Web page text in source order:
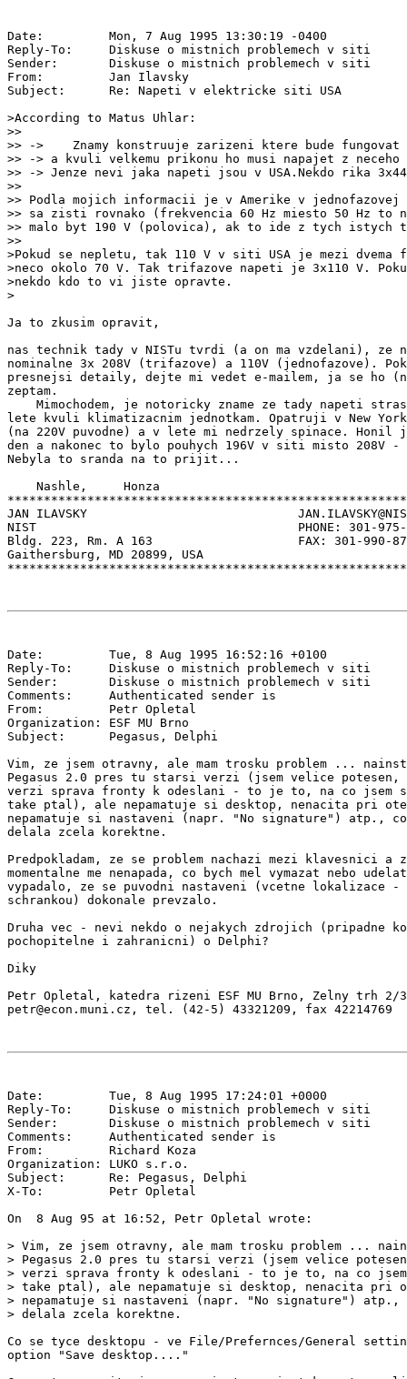
Date:         Mon, 7 Aug 1995 13:30:19 -0400
Reply-To:     Diskuse o mistnich problemech v siti
Sender:       Diskuse o mistnich problemech v siti
From:         Jan Ilavsky
Subject:      Re: Napeti v elektricke siti USA
>According to Matus Uhlar:
>>
>> ->    Znamy konstruuje zarizeni ktere bude fungovat
>> -> a kvuli velkemu prikonu ho musi napajet z neceho
>> -> Jenze nevi jaka napeti jsou v USA.Nekdo rika
>>
>> Podla mojich informacii je v Amerike v
>> sa zisti rovnako (frekvencia 60 Hz miesto 50 Hz to
>> malo byt 190 V (polovica), ak to ide z tych istych
>>
>Pokud se nepletu, tak 110 V v siti USA je mezi dvema
>neco okolo 70 V. Tak trifazove napeti je 3x110 V.
>nekdo kdo to vi jiste opravte.
>
Ja to zkusim opravit,
nas technik tady v NISTu tvrdi (a on ma vzdelani), ze
nominalne 3x 208V (trifazove) a 110V (jednofazove).
presnejsi detaily, dejte mi vedet e-mailem, ja se ho
zeptam.
Mimochodem, je notoricky zname ze tady napeti
lete kvuli klimatizacnim jednotkam. Opatruji v New
(na 220V puvodne) a v lete mi nedrzely spinace. Honil
den a nakonec to bylo pouhych 196V v siti misto 208V
Nebyla to sranda na to prijit...
    Nashle,     Honza
JAN ILAVSKY
NIST                                    PHONE: 301-975-
Bldg. 223, Rm. A 163                    FAX: 301-990-
Gaithersburg, MD 20899, USA
Date:         Tue, 8 Aug 1995 16:52:16 +0100
Reply-To:     Diskuse o mistnich problemech v siti
Sender:       Diskuse o mistnich problemech v siti
Comments:     Authenticated sender is
From:         Petr Opletal
Organization: ESF MU Brno
Subject:      Pegasus, Delphi
Vim, ze jsem otravny, ale mam trosku problem ...
Pegasus 2.0 pres tu starsi verzi (jsem velice
verzi sprava fronty k odeslani - to je to, na co jsem
take ptal), ale nepamatuje si desktop, nenacita pri
nepamatuje si nastaveni (napr. "No signature") atp.,
delala zcela korektne.
Predpokladam, ze se problem nachazi mezi klavesnici
momentalne me nenapada, co bych mel vymazat nebo
vypadalo, ze se puvodni nastaveni (vcetne lokalizace -
schrankou) dokonale prevzalo.
Druha vec - nevi nekdo o nejakych zdrojich (pripadne
pochopitelne i zahranicni) o Delphi?
Diky
Petr Opletal, katedra rizeni ESF MU Brno, Zelny trh 2/
Date:         Tue, 8 Aug 1995 17:24:01 +0000
Reply-To:     Diskuse o mistnich problemech v siti
Sender:       Diskuse o mistnich problemech v siti
Comments:     Authenticated sender is
From:         Richard Koza
Organization: LUKO s.r.o.
Subject:      Re: Pegasus, Delphi
X-To:         Petr Opletal
On  8 Aug 95 at 16:52, Petr Opletal wrote:
> Vim, ze jsem otravny, ale mam trosku problem ...
> Pegasus 2.0 pres tu starsi verzi (jsem velice
> verzi sprava fronty k odeslani - to je to, na co jsem
> take ptal), ale nepamatuje si desktop, nenacita pri
> nepamatuje si nastaveni (napr. "No signature") atp.,
> delala zcela korektne.
Co se tyce desktopu - ve File/Prefernces/General
option "Save desktop...."